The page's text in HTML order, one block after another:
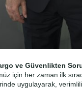
ve Güvenlikten
için her zaman ilk
uygulayarak,